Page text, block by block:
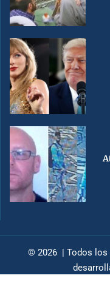
© 2026 | Todos los